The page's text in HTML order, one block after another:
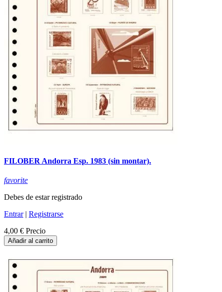
FILOBER Andorra Esp. 1983 (sin montar).
favorite
Debes de estar registrado
Entrar| Registrarse
4,00 € Precio
Añadir al carrito